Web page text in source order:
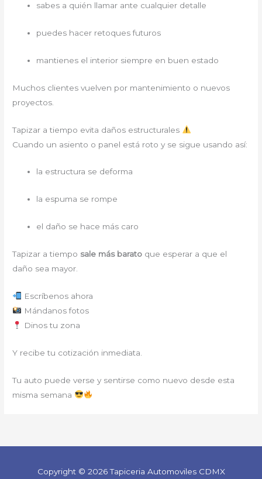
sabes a quién llamar ante cualquier detalle
puedes hacer retoques futuros
mantienes el interior siempre en buen estado
Muchos clientes vuelven por mantenimiento o nuevos
proyectos.
Tapizar a tiempo evita daños estructurales
Cuando un asiento o panel está roto y se sigue usando así:
la estructura se deforma
la espuma se rompe
el daño se hace más caro
Tapizar a tiempo sale más barato que esperar a que el
daño sea mayor.
Escríbenos ahora
Mándanos fotos
Dinos tu zona
Y recibe tu cotización inmediata.
Tu auto puede verse y sentirse como nuevo desde esta
misma semana
Copyright © 2026 Tapiceria Automoviles CDMX